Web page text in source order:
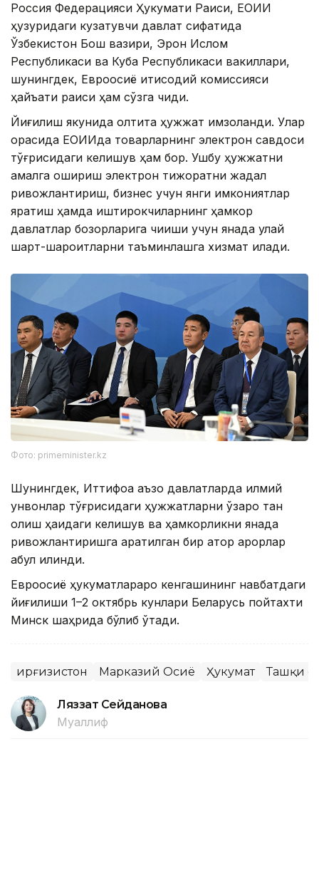
Россия Федерацияси Ҳукумати Раиси, ЕОИИ
ҳузуридаги кузатувчи давлат сифатида
Ўзбекистон Бош вазири, Эрон Ислом
Республикаси ва Куба Республикаси вакиллари,
шунингдек, Евроосиё иқтисодий комиссияси
ҳайъати раиси ҳам сўзга чиқди.
Йиғилиш якунида олтита ҳужжат имзоланди. Улар
орасида ЕОИИда товарларнинг электрон савдоси
тўғрисидаги келишув ҳам бор. Ушбу ҳужжатни
амалга ошириш электрон тижоратни жадал
ривожлантириш, бизнес учун янги имкониятлар
яратиш ҳамда иштирокчиларнинг ҳамкор
давлатлар бозорларига чиқиши учун янада қулай
шарт-шароитларни таъминлашга хизмат қилади.
Фото: primeminister.kz
Шунингдек, Иттифоққа аъзо давлатларда илмий
унвонлар тўғрисидаги ҳужжатларни ўзаро тан
олиш ҳақидаги келишув ва ҳамкорликни янада
ривожлантиришга қаратилган бир қатор қарорлар
қабул қилинди.
Евроосиё ҳукуматлараро кенгашининг навбатдаги
йиғилиши 1–2 октябрь кунлари Беларусь пойтахти
Минск шаҳрида бўлиб ўтади.
Қирғизистон Марказий Осиё Ҳукумат Ташқи
Ляззат Сейданова
Муаллиф